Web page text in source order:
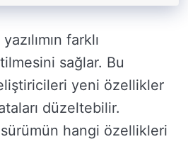
farklı
sağlar. Bu
yeni özellikler
düzeltebilir.
sürümün hangi özellikleri